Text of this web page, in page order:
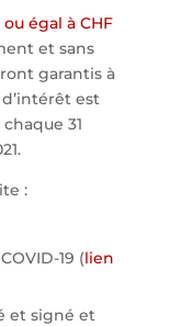
égal à CHF
et sans
garantis à
est
31
:
19 (lien
et signé et